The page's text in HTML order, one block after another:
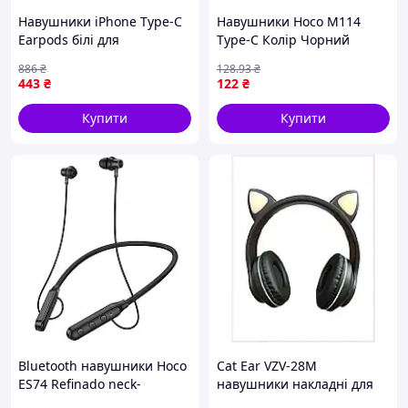
Особливості:
Вбудована технологія шумозаглушення
Автоматичне регулювання гучності під час
прийому звукового сигналу
Технологія Noise BlackoutTM з двоканальними
мікрофонами
Підтримка широкосмугового аудиодиапазон HD
Навушники iPhone Type-C
Earpods білі для
прослуховування музики
та дзвінків ТМ Gerlax
443 ₴
886₴
Купити
Навушники Hoco M114
Type-C Колір Чорний
122 ₴
128.93₴
Купити
Bluetooth навушники Hoco
ES74 Refinado neck-
Cat Ear VZV-28M
навушники накладні для